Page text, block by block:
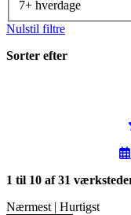
7+ hverdage
Nulstil filtre
Sorter efter
1 til 10 af 31
Nærmest | Hurtigst